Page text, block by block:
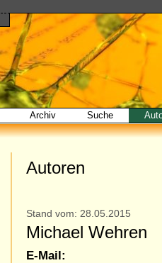
Archiv Suche
Autoren
Stand vom: 28.05.2015
Michael Wehren
E-Mail: